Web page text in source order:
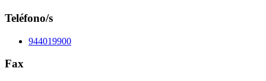
Teléfono/s
944019900
Fax